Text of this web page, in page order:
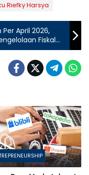
Riefky Harsya
Per April 2026,
Fiskal